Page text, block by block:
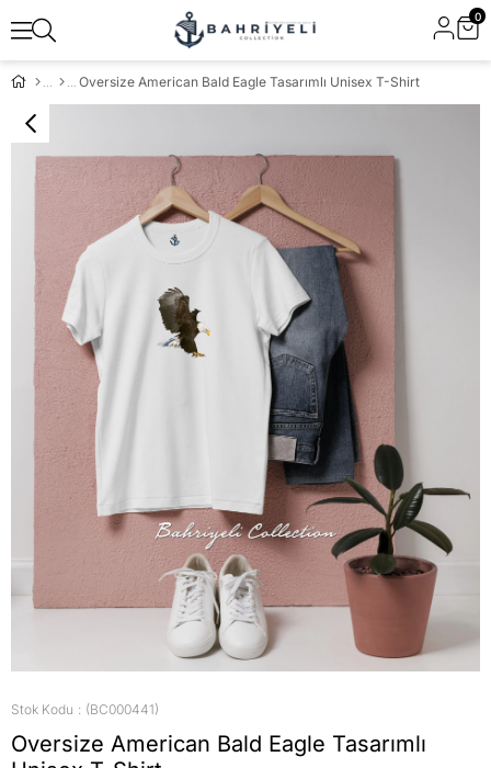
0
Oversize American Bald Eagle Tasarımlı Unisex T-Shirt
Stok Kodu (BC000441)
Oversize American Bald Eagle Tasarımlı